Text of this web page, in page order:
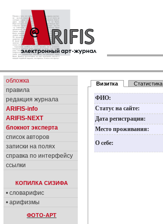
обложка
правила
редакция журнала
ARIFIS-info
ARIFIS-NEXT
блокнот эксперта
список авторов
записки на полях
справка по интерфейсу
ссылки
КОПИЛКА СИЗИФА
• словарифис
• арифизмы
ФОТО-АРТ
Визитка Статистика
ФИО:
Статус на сайте:
Дата регистрации:
Место проживания:
О себе: